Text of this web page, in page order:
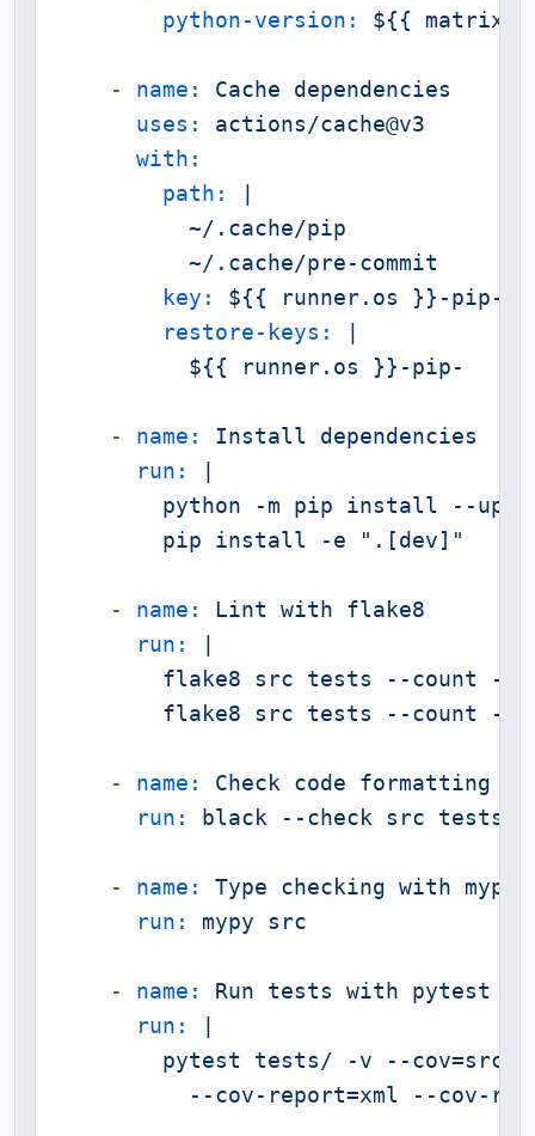
python-version:
${{
- name: Cache
dependencies
uses:
actions/cache@v3
with:
path:
          ~/.cache/pip
key:
${{ runner.os
}}-pip-
restore-keys:
- name: Install
dependencies
run:
python -m pip install --
- name: Lint with
flake8
run:
flake8 src tests --count --
- name: Check code formatting
run:
black --check src tests
- name: Type checking with
mypy
run:
mypy src
- name: Run tests with
pytest
run:
pytest tests/ -v --cov=src/